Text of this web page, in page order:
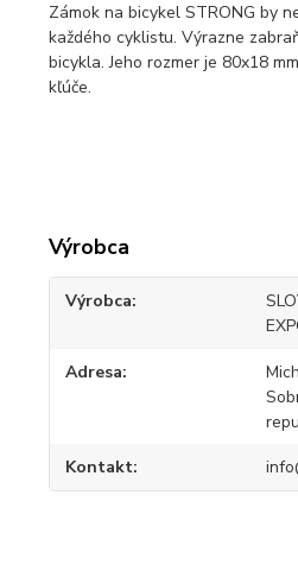
Zámok na bicykel STRONG by
každého cyklistu. Výrazne
bicykla. Jeho rozmer je 80x18
kľúče.
Výrobca
Výrobca
Adresa
Kontakt